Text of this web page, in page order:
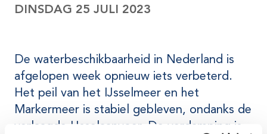
DINSDAG 25 JULI 2023
De waterbeschikbaarheid in Nederland is
afgelopen week opnieuw iets verbeterd.
Het peil van het IJsselmeer en het
Markermeer is stabiel gebleven, ondanks de
verlaagde IJsselaanvoer. De verdamping is